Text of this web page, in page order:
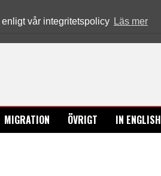
vår integritetspolicy Läs mer
MIGRATION ÖVRIGT IN ENGLISH